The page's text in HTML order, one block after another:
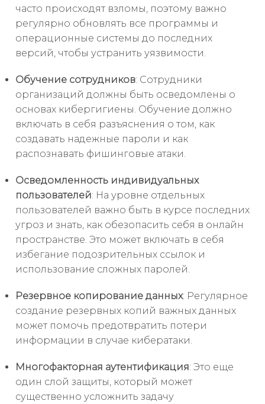
часто происходят взломы, поэтому важно
регулярно обновлять все программы и
операционные системы до последних
версий, чтобы устранить уязвимости.
Обучение сотрудников: Сотрудники
организаций должны быть осведомлены о
основах кибергигиены. Обучение должно
включать в себя разъяснения о том, как
создавать надежные пароли и как
распознавать фишинговые атаки.
Осведомленность индивидуальных
пользователей: На уровне отдельных
пользователей важно быть в курсе последних
угроз и знать, как обезопасить себя в онлайн
пространстве. Это может включать в себя
избегание подозрительных ссылок и
использование сложных паролей.
Резервное копирование данных: Регулярное
создание резервных копий важных данных
может помочь предотвратить потери
информации в случае кибератаки.
Многофакторная аутентификация: Это еще
один слой защиты, который может
существенно усложнить задачу